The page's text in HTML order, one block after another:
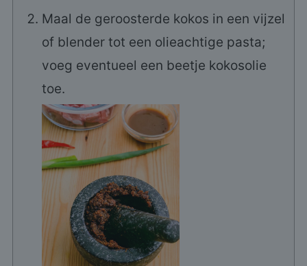
Maal de geroosterde kokos in een vijzel
of blender tot een olieachtige pasta;
voeg eventueel een beetje kokosolie
toe.